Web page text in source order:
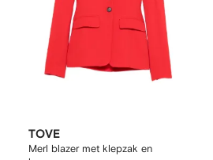
TOVE
Merl blazer met klepzak en